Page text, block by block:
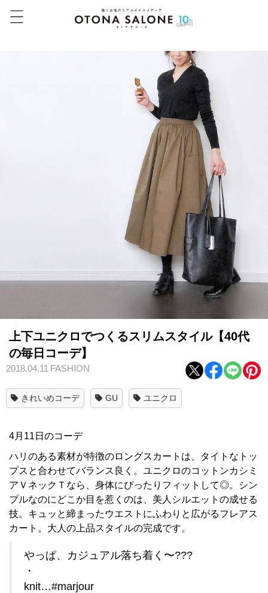
上下ユニクロでつくるスリムスタイル【40代
の毎日コーデ】
2018.04.11 FASHION
きれいめコーデ GU ユニクロ
4月11日のコーデ
ハリのある素材が特徴のロングスカートは、タイトなトッ
プスと合わせてバランス良く。ユニクロのコットンカシミ
アＶネックＴなら、身体にぴったりフィットして◎。シン
プルなのにどこか目を惹くのは、美人シルエットの成せる
技。キュッと締まったウエストにふわりと広がるフレアス
カート。大人の上品スタイルの完成です。
やっぱ、カジュアル落ち着く〜???
・
knit…#marjour